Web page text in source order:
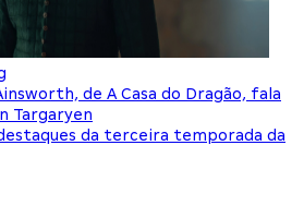
de A Casa do Dragão, fala
Targaryen
da terceira temporada da